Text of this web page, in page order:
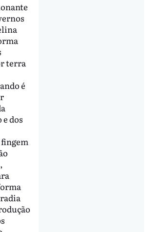
terra
é
e dos